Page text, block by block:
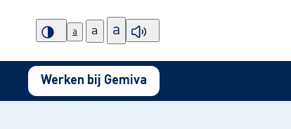
a a a
Werken bij Gemiva